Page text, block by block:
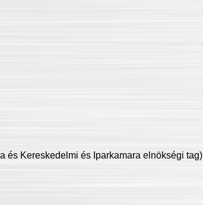
és Kereskedelmi és Iparkamara elnökségi tag)